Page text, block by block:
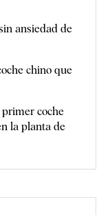
ansiedad de
chino que
coche
la planta de